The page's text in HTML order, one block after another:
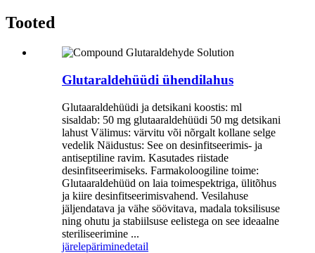
Tooted
Glutaraldehüüdi ühendilahus
Glutaaraldehüüdi ja detsikani koostis: ml
sisaldab: 50 mg glutaaraldehüüdi 50 mg detsikani
lahust Välimus: värvitu või nõrgalt kollane selge
vedelik Näidustus: See on desinfitseerimis- ja
antiseptiline ravim. Kasutades riistade
desinfitseerimiseks. Farmakoloogiline toime:
Glutaaraldehüüd on laia toimespektriga, ülitõhus
ja kiire desinfitseerimisvahend. Vesilahuse
jäljendatava ja vähe söövitava, madala toksilisuse
ning ohutu ja stabiilsuse eelistega on see ideaalne
steriliseerimine ...
järelepäriminedetail